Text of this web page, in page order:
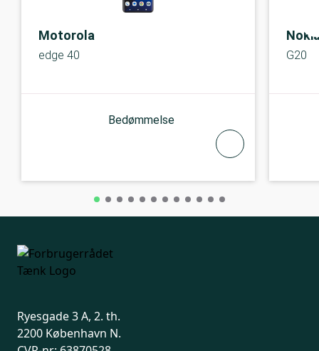
Motorola
edge 40
Bedømmelse
G20
Ryesgade 3 A, 2. th.
2200 København N.